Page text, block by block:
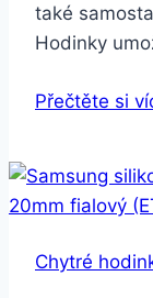
také
Hodinky
Přečtěte si
Chytré